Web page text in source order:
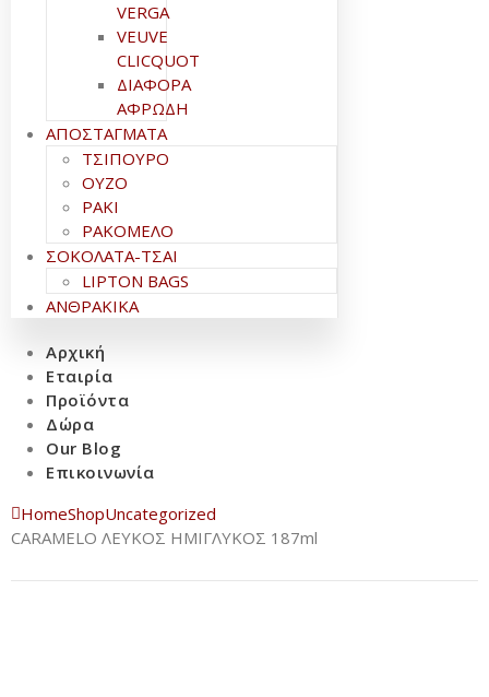
VERGA
VEUVE
CLICQUOT
ΔΙΑΦΟΡΑ
ΑΦΡΩΔΗ
ΑΠΟΣΤΑΓΜΑΤΑ
ΤΣΙΠΟΥΡΟ
ΟΥΖΟ
ΡΑΚΙ
ΡΑΚΟΜΕΛΟ
ΣΟΚΟΛΑΤΑ-ΤΣΑΙ
LIPTON BAGS
ΑΝΘΡΑΚΙΚΑ
Αρχική
Εταιρία
Προϊόντα
Δώρα
Our Blog
Επικοινωνία
HomeShopUncategorized
CARAMELO ΛΕΥΚΟΣ ΗΜΙΓΛΥΚΟΣ 187ml